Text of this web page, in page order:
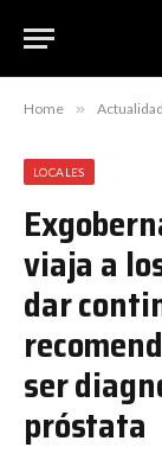
Home » Actualidad
LOCALES
viaja a
dar
ser
próstata